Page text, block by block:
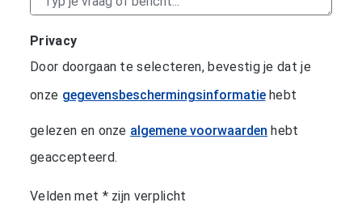
Privacy
Door doorgaan te selecteren, bevestig je dat je
onze gegevensbeschermingsinformatiehebt
gelezen en onze algemene voorwaarden hebt
geaccepteerd.
Velden met * zijn verplicht